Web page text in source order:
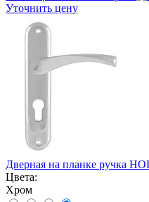
Уточнить цену
Дверная на планке ручка
Цвета:
Хром